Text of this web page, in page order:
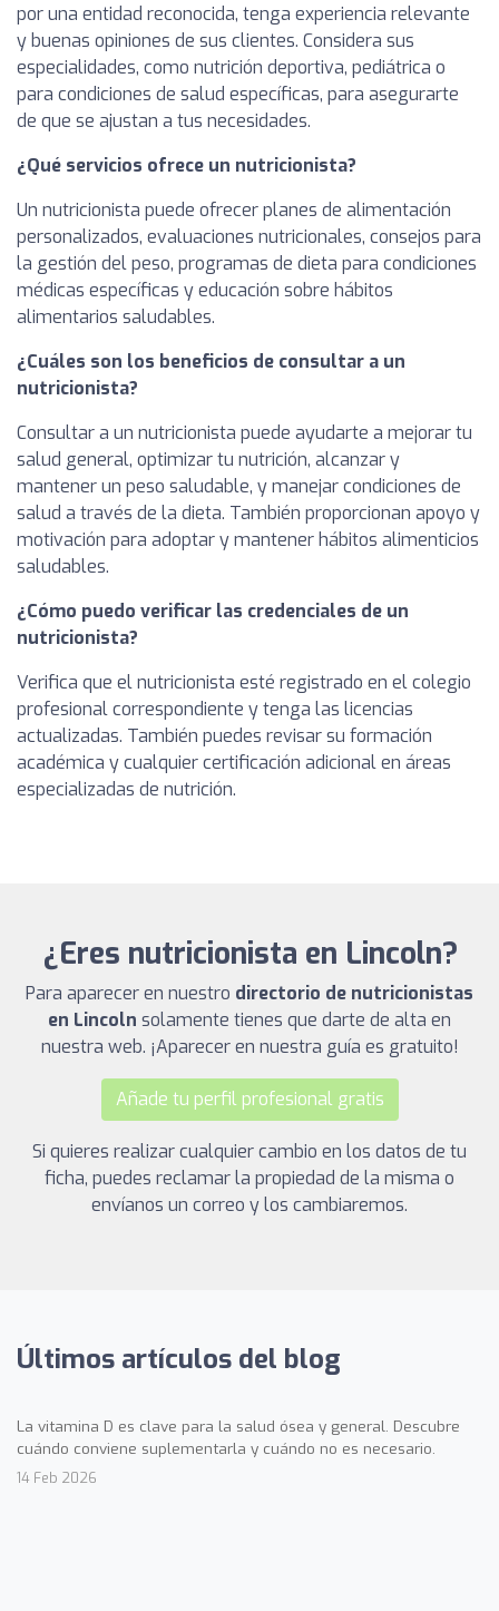
por una entidad reconocida, tenga experiencia relevante
y buenas opiniones de sus clientes. Considera sus
especialidades, como nutrición deportiva, pediátrica o
para condiciones de salud específicas, para asegurarte
de que se ajustan a tus necesidades.
¿Qué servicios ofrece un nutricionista?
Un nutricionista puede ofrecer planes de alimentación
personalizados, evaluaciones nutricionales, consejos para
la gestión del peso, programas de dieta para condiciones
médicas específicas y educación sobre hábitos
alimentarios saludables.
¿Cuáles son los beneficios de consultar a un
nutricionista?
Consultar a un nutricionista puede ayudarte a mejorar tu
salud general, optimizar tu nutrición, alcanzar y
mantener un peso saludable, y manejar condiciones de
salud a través de la dieta. También proporcionan apoyo y
motivación para adoptar y mantener hábitos alimenticios
saludables.
¿Cómo puedo verificar las credenciales de un
nutricionista?
Verifica que el nutricionista esté registrado en el colegio
profesional correspondiente y tenga las licencias
actualizadas. También puedes revisar su formación
académica y cualquier certificación adicional en áreas
especializadas de nutrición.
¿Eres nutricionista en Lincoln?
Para aparecer en nuestro directorio de nutricionistas
en Lincoln solamente tienes que darte de alta en
nuestra web. ¡Aparecer en nuestra guía es gratuito!
Añade tu perfil profesional gratis
Si quieres realizar cualquier cambio en los datos de tu
ficha, puedes reclamar la propiedad de la misma o
envíanos un correo y los cambiaremos.
Últimos artículos del blog
La vitamina D es clave para la salud ósea y general. Descubre
cuándo conviene suplementarla y cuándo no es necesario.
14 Feb 2026